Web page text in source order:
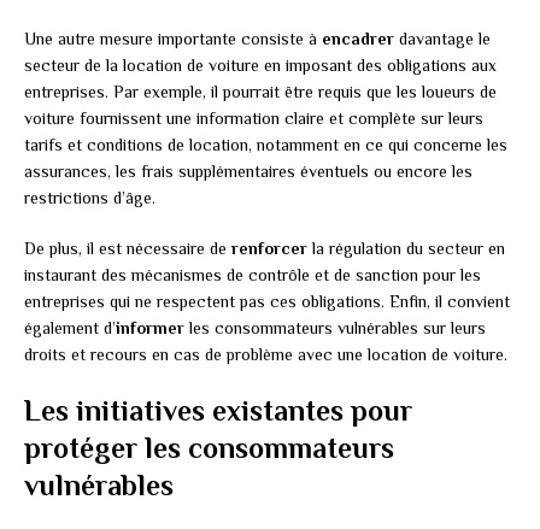
Une autre mesure importante consiste à encadrer davantage le
secteur de la location de voiture en imposant des obligations aux
entreprises. Par exemple, il pourrait être requis que les loueurs de
voiture fournissent une information claire et complète sur leurs
tarifs et conditions de location, notamment en ce qui concerne les
assurances, les frais supplémentaires éventuels ou encore les
restrictions d’âge.
De plus, il est nécessaire de renforcerla régulation du secteur en
instaurant des mécanismes de contrôle et de sanction pour les
entreprises qui ne respectent pas ces obligations. Enfin, il convient
également d’informerles consommateurs vulnérables sur leurs
droits et recours en cas de problème avec une location de voiture.
Les initiatives existantes pour
protéger les consommateurs
vulnérables